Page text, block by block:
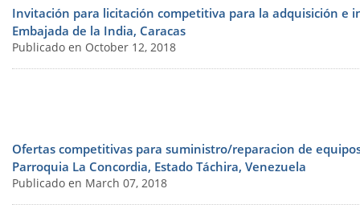
Invitación para licitación competitiva para la adquisición e
Embajada de la India, Caracas
Publicado en October 12, 2018
Ofertas competitivas para suministro/reparacion de
Parroquia La Concordia, Estado Táchira, Venezuela
Publicado en March 07, 2018